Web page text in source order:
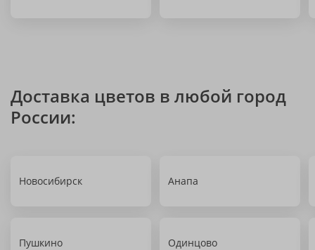
Доставка цветов в любой город
России:
Новосибирск Анапа
Пушкино Одинцово